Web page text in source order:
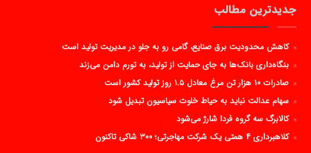
جدیدترین مطالب
کاهش محدودیت برق صنایع، گامی رو به جلو در مدیریت تولید است
بنگاه‌داری بانک‌ها به جای حمایت از تولید، به تورم دامن می‌زند
صادرات ۱۰ هزار تن مرغ معادل ۱.۵ روز تولید کشور است
سهام عدالت نباید به حیاط خلوت سیاسیون تبدیل شود
کالابرگ سه گروه فردا شارژ می‌شود
کلاهبرداری ۴ همتی یک شرکت مهاجرتی؛ ۳۰۰ شاکی تاکنون